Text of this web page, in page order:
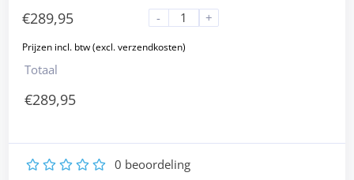
€289,95
-
+
Totaal
€289,95
5
4
3
2 0 beoordeling